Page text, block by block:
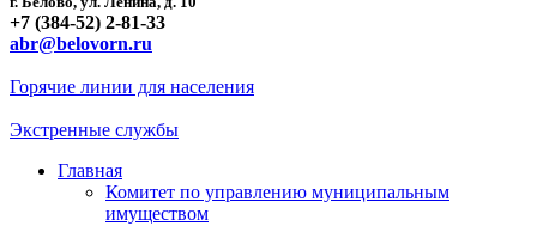
+7 (384-52) 2-81-33
abr@belovorn.ru
Горячие линии для населения
Экстренные службы
Главная
Комитет по управлению муниципальным
имуществом